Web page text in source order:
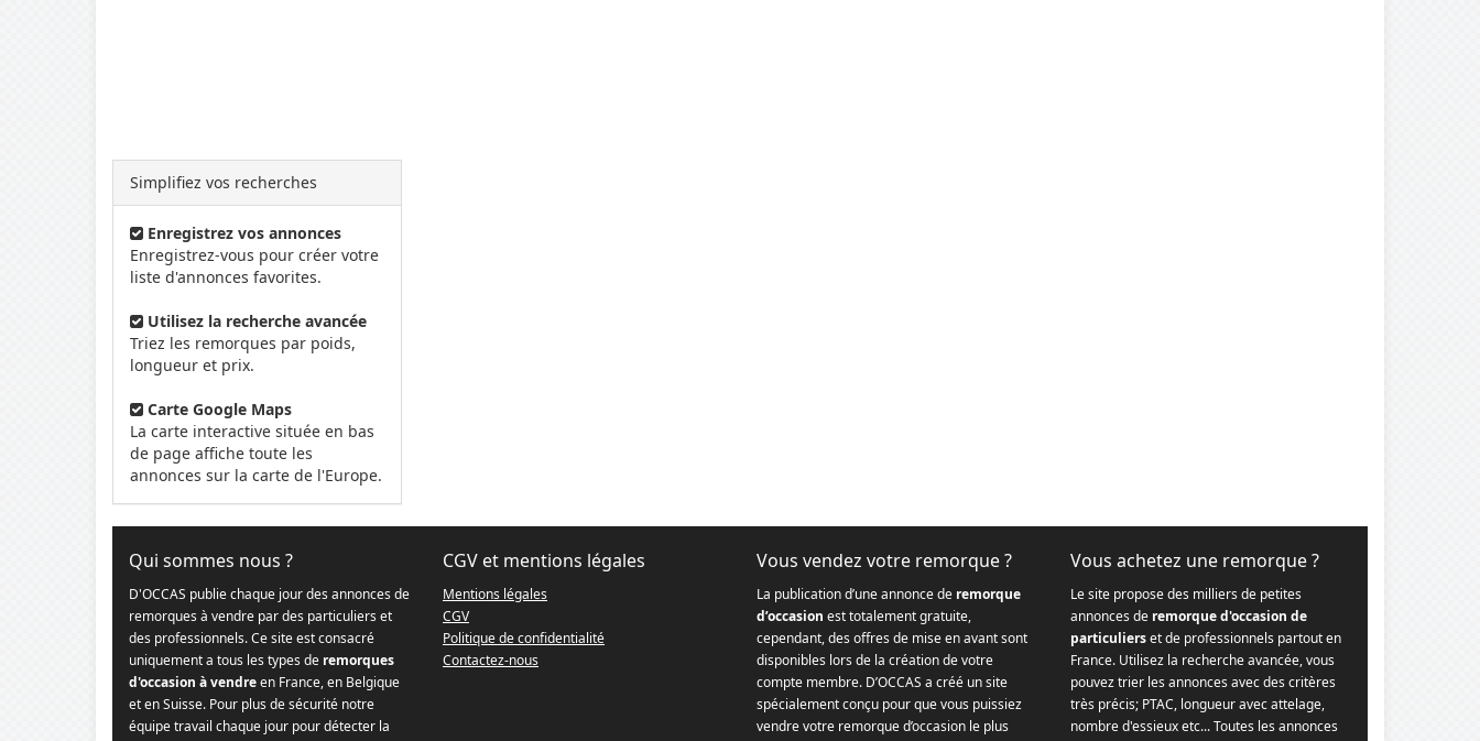
Simplifiez vos recherches
Enregistrez vos annonces
Enregistrez-vous pour créer votre
liste d'annonces favorites.
Utilisez la recherche avancée
Triez les remorques par poids,
longueur et prix.
Carte Google Maps
La carte interactive située en bas
de page affiche toute les
annonces sur la carte de l'Europe.
Qui sommes nous ?
D'OCCAS publie chaque jour des annonces de
remorques à vendre par des particuliers et
des professionnels. Ce site est consacré
uniquement a tous les types de remorques
d'occasion à vendreen France, en Belgique
et en Suisse. Pour plus de sécurité notre
équipe travail chaque jour pour détecter la
CGV et mentions légales
Mentions légales
CGV
Politique de confidentialité
Contactez-nous
Vous vendez votre remorque ?
La publication d’une annonce de remorque
d’occasion est totalement gratuite,
cependant, des offres de mise en avant sont
disponibles lors de la création de votre
compte membre. D’OCCAS a créé un site
spécialement conçu pour que vous puissiez
vendre votre remorque d’occasion le plus
Vous achetez une remorque ?
Le site propose des milliers de petites
annonces de remorque d'occasion de
particulierset de professionnels partout en
France. Utilisez la recherche avancée, vous
pouvez trier les annonces avec des critères
très précis; PTAC, longueur avec attelage,
nombre d'essieux etc... Toutes les annonces